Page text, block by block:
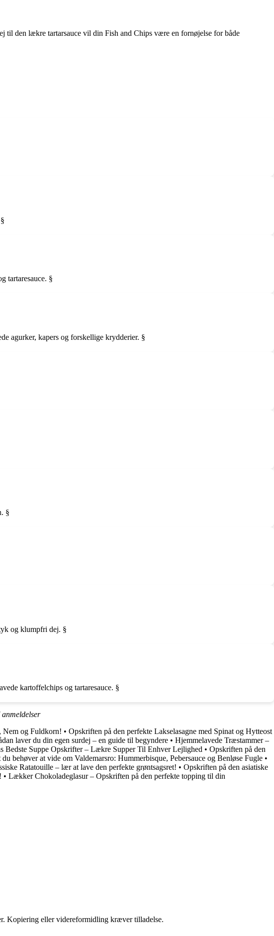
til den lækre tartarsauce vil din Fish and Chips være en fornøjelse for både
tartaresauce. §
agurker, kapers og forskellige krydderier. §
§
og klumpfri dej. §
kartoffelchips og tartaresauce. §
anmeldelser
Nem og Fuldkorn! • Opskriften på den perfekte Lakselasagne med Spinat og Hytteost
laver du din egen surdej – en guide til begyndere • Hjemmelavede Træstammer –
Bedste Suppe Opskrifter – Lækre Supper Til Enhver Lejlighed • Opskriften på den
behøver at vide om Valdemarsro: Hummerbisque, Pebersauce og Benløse Fugle •
Ratatouille – lær at lave den perfekte grøntsagsret! • Opskriften på den asiatiske
• Lækker Chokoladeglasur – Opskriften på den perfekte topping til din
Kopiering eller videreformidling kræver tilladelse.